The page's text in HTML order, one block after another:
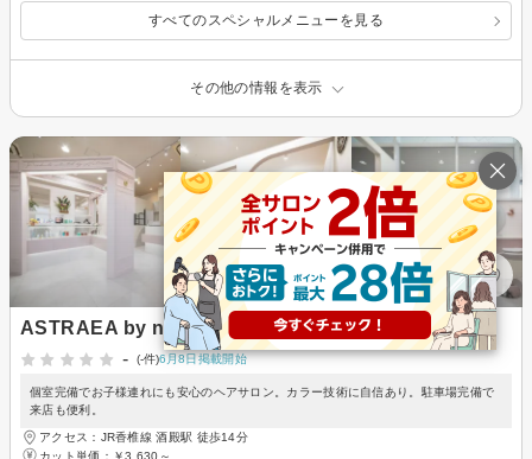
すべてのスペシャルメニューを見る
その他の情報を表示
ASTRAEA by nike
-
(-件)6月8日掲載開始
個室完備でお子様連れにも安心のヘアサロン。カラー技術に自信あり。駐車場完備で
来店も便利。
アクセス：JR香椎線 酒殿駅 徒歩14分
カット単価： ￥3,630～